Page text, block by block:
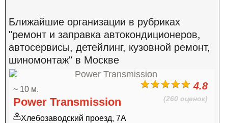
Ближайшие организации в рубриках
"ремонт и заправка автокондиционеров,
автосервисы, детейлинг, кузовной ремонт,
шиномонтаж" в Москве
4.8
(260 оценок)
~ 10 м.
Power Transmission
Хлебозаводский проезд, 7А